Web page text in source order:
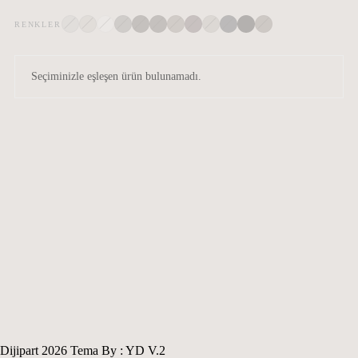
Hobi & Oyun
Seçiminizle eşleşen ürün bulunamadı.
RENKLER
Dijipart 2026 Tema By : YD V.2